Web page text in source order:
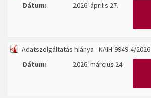
Dátum:
2026. április 27.
Adatszolgáltatás hiánya - NAIH-9949-4/2026
Dátum:
2026. március 24.